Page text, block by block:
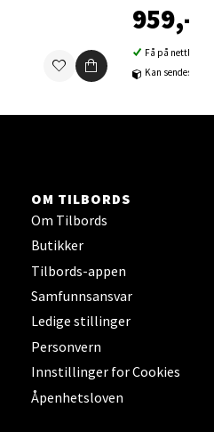
959,-
Få på nettlager
Kan sendes til
OM TILBORDS
Om Tilbords
Butikker
Tilbords-appen
Samfunnsansvar
Ledige stillinger
Personvern
Innstillinger for Cookies
Åpenhetsloven
Velg
Senter Steinkjer